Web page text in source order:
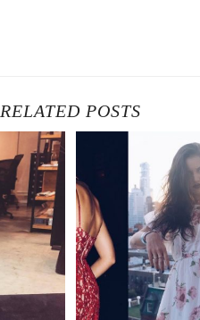
RELATED POSTS